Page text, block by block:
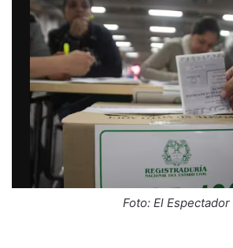
Foto: El Espectador